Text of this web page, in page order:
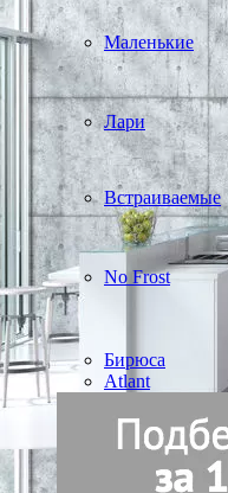
Маленькие
Лари
Встраиваемые
No Frost
Бирюса
Atlant